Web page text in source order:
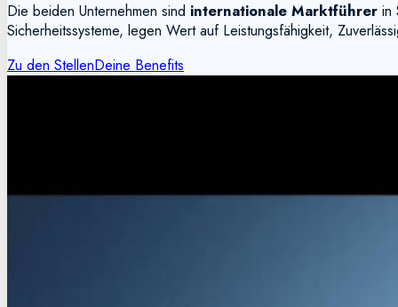
Die beiden Unternehmen sind internationale Marktführer in
Sicherheitssysteme, legen Wert auf Leistungsfähigkeit,
Zu den StellenDeine Benefits